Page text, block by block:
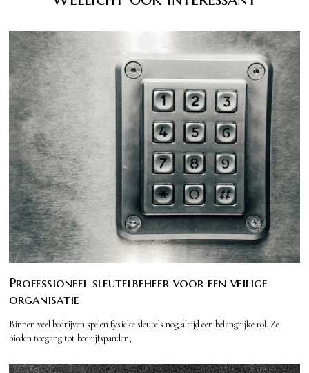
Professioneel sleutelbeheer voor een veilige
organisatie
Binnen veel bedrijven spelen fysieke sleutels nog altijd een belangrijke rol. Ze
bieden toegang tot bedrijfspanden,